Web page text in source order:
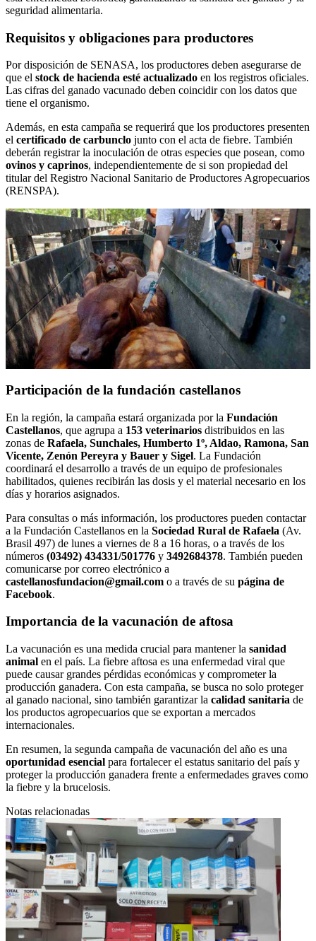
seguridad alimentaria.
Requisitos y obligaciones para productores
Por disposición de SENASA, los productores deben asegurarse de
que el stock de hacienda esté actualizado en los registros oficiales.
Las cifras del ganado vacunado deben coincidir con los datos que
tiene el organismo.
Además, en esta campaña se requerirá que los productores presenten
el certificado de carbunclo junto con el acta de fiebre. También
deberán registrar la inoculación de otras especies que posean, como
ovinos y caprinos, independientemente de si son propiedad del
titular del Registro Nacional Sanitario de Productores Agropecuarios
(RENSPA).
Participación de la fundación castellanos
En la región, la campaña estará organizada por la Fundación
Castellanos, que agrupa a 153 veterinarios distribuidos en las
zonas de Rafaela, Sunchales, Humberto 1º, Aldao, Ramona, San
Vicente, Zenón Pereyra y Bauer y Sigel. La Fundación
coordinará el desarrollo a través de un equipo de profesionales
habilitados, quienes recibirán las dosis y el material necesario en los
días y horarios asignados.
Para consultas o más información, los productores pueden contactar
a la Fundación Castellanos en la Sociedad Rural de Rafaela (Av.
Brasil 497) de lunes a viernes de 8 a 16 horas, o a través de los
números (03492) 434331/501776 y 3492684378. También pueden
comunicarse por correo electrónico a
castellanosfundacion@gmail.com o a través de su página de
Facebook.
Importancia de la vacunación de aftosa
La vacunación es una medida crucial para mantener la sanidad
animal en el país. La fiebre aftosa es una enfermedad viral que
puede causar grandes pérdidas económicas y comprometer la
producción ganadera. Con esta campaña, se busca no solo proteger
al ganado nacional, sino también garantizar la calidad sanitaria de
los productos agropecuarios que se exportan a mercados
internacionales.
En resumen, la segunda campaña de vacunación del año es una
oportunidad esencial para fortalecer el estatus sanitario del país y
proteger la producción ganadera frente a enfermedades graves como
la fiebre y la brucelosis.
Notas relacionadas